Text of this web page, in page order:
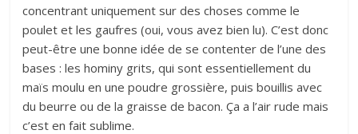
concentrant uniquement sur des choses comme le
poulet et les gaufres (oui, vous avez bien lu). C’est donc
peut-être une bonne idée de se contenter de l’une des
bases : les hominy grits, qui sont essentiellement du
maïs moulu en une poudre grossière, puis bouillis avec
du beurre ou de la graisse de bacon. Ça a l’air rude mais
c’est en fait sublime.